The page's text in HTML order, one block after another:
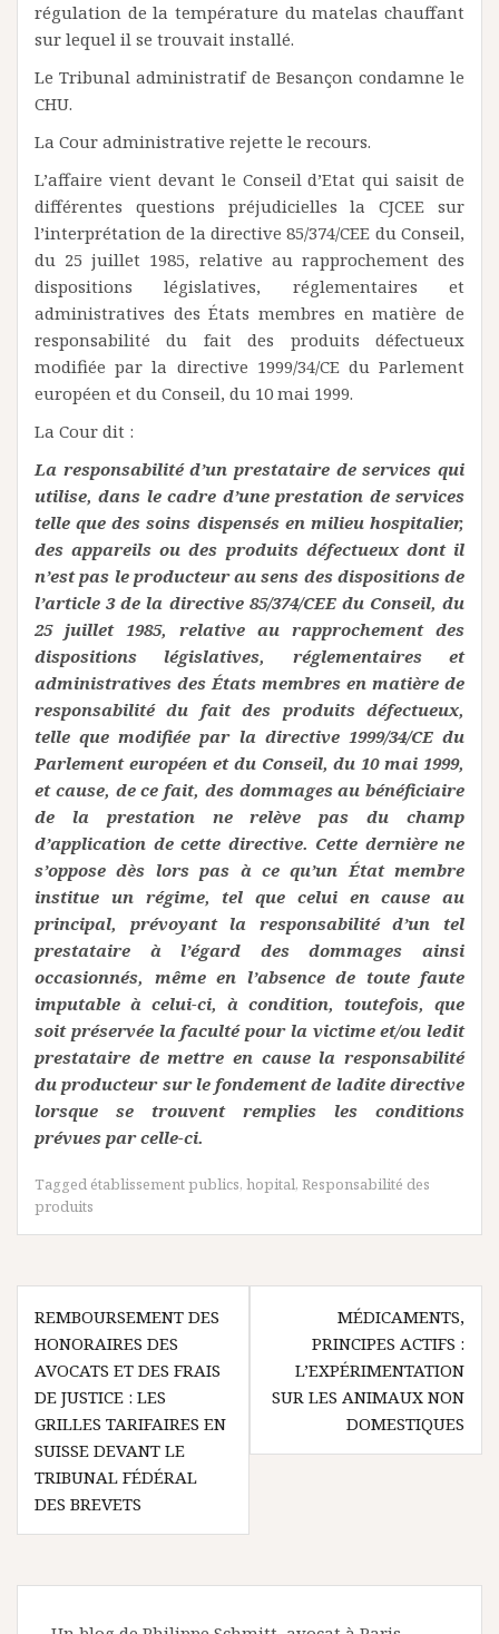
régulation de la température du matelas chauffant
sur lequel il se trouvait installé.
Le Tribunal administratif de Besançon condamne le
CHU.
La Cour administrative rejette le recours.
L’affaire vient devant le Conseil d’Etat qui saisit de
différentes questions préjudicielles la CJCEE sur
l’interprétation de la directive 85/374/CEE du Conseil,
du 25 juillet 1985, relative au rapprochement des
dispositions législatives, réglementaires et
administratives des États membres en matière de
responsabilité du fait des produits défectueux
modifiée par la directive 1999/34/CE du Parlement
européen et du Conseil, du 10 mai 1999.
La Cour dit :
La responsabilité d’un prestataire de services qui
utilise, dans le cadre d’une prestation de services
telle que des soins dispensés en milieu hospitalier,
des appareils ou des produits défectueux dont il
n’est pas le producteur au sens des dispositions de
l’article 3 de la directive 85/374/CEE du Conseil, du
25 juillet 1985, relative au rapprochement des
dispositions législatives, réglementaires et
administratives des États membres en matière de
responsabilité du fait des produits défectueux,
telle que modifiée par la directive 1999/34/CE du
Parlement européen et du Conseil, du 10 mai 1999,
et cause, de ce fait, des dommages au bénéficiaire
de la prestation ne relève pas du champ
d’application de cette directive. Cette dernière ne
s’oppose dès lors pas à ce qu’un État membre
institue un régime, tel que celui en cause au
principal, prévoyant la responsabilité d’un tel
prestataire à l’égard des dommages ainsi
occasionnés, même en l’absence de toute faute
imputable à celui-ci, à condition, toutefois, que
soit préservée la faculté pour la victime et/ou ledit
prestataire de mettre en cause la responsabilité
du producteur sur le fondement de ladite directive
lorsque se trouvent remplies les conditions
prévues par celle-ci.
Tagged établissement publics, hopital, Responsabilité des
produits
Navigation
de
l’article
REMBOURSEMENT DES
HONORAIRES DES
AVOCATS ET DES FRAIS
DE JUSTICE : LES
GRILLES TARIFAIRES EN
SUISSE DEVANT LE
TRIBUNAL FÉDÉRAL
DES BREVETS
MÉDICAMENTS,
PRINCIPES ACTIFS :
L’EXPÉRIMENTATION
SUR LES ANIMAUX NON
DOMESTIQUES